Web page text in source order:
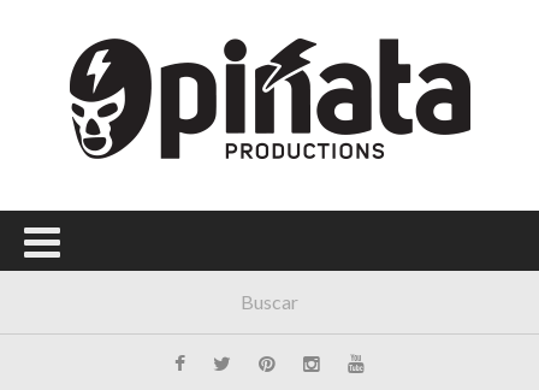
Menú Principal
PORTADA
CONCIERTOS
FESTIVALES